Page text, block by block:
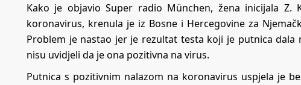
Kako je objavioSuper radio München, žena inicijala Z.
koronavirus, krenula je iz Bosne i Hercegovine za
Problem je nastao jer je rezultat testa koji je putnica
nisu uvidjeli da je ona pozitivna na virus.
Putnica s pozitivnim nalazom na koronavirus uspjela je